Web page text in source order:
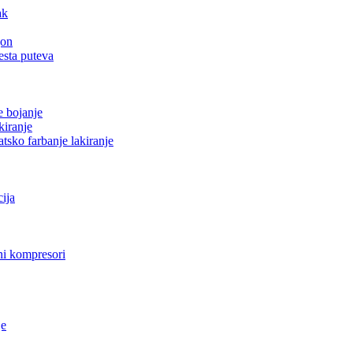
puteva
bojanje
farbanje lakiranje
kompresori